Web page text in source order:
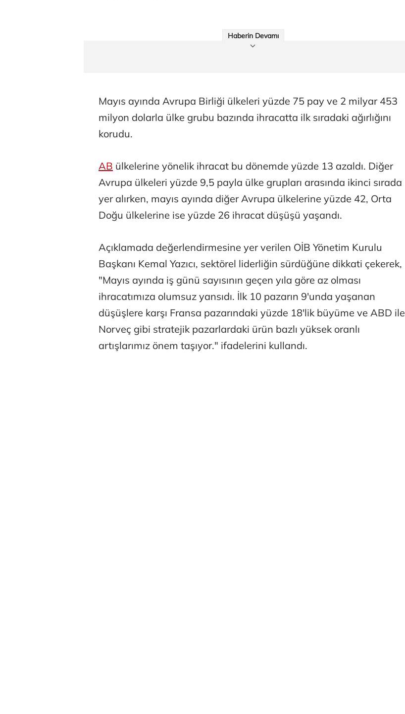
Haberin Devamı
Mayıs ayında Avrupa Birliği ülkeleri yüzde 75 pay ve 2 milyar 453
milyon dolarla ülke grubu bazında ihracatta ilk sıradaki ağırlığını
korudu.
AB ülkelerine yönelik ihracat bu dönemde yüzde 13 azaldı. Diğer
Avrupa ülkeleri yüzde 9,5 payla ülke grupları arasında ikinci sırada
yer alırken, mayıs ayında diğer Avrupa ülkelerine yüzde 42, Orta
Doğu ülkelerine ise yüzde 26 ihracat düşüşü yaşandı.
Açıklamada değerlendirmesine yer verilen OİB Yönetim Kurulu
Başkanı Kemal Yazıcı, sektörel liderliğin sürdüğüne dikkati çekerek,
"Mayıs ayında iş günü sayısının geçen yıla göre az olması
ihracatımıza olumsuz yansıdı. İlk 10 pazarın 9'unda yaşanan
düşüşlere karşı Fransa pazarındaki yüzde 18'lik büyüme ve ABD ile
Norveç gibi stratejik pazarlardaki ürün bazlı yüksek oranlı
artışlarımız önem taşıyor." ifadelerini kullandı.